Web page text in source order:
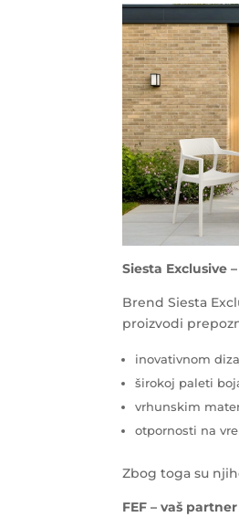
Siesta Exclusive
Brend Siesta
proizvodi
inovativnom
širokoj paleti
vrhunskim
otpornosti na
Zbog toga su
FEF – vaš